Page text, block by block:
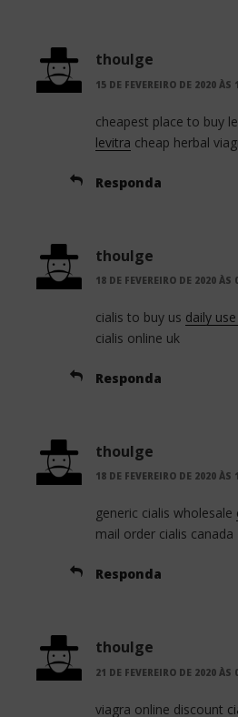
thoulge
15 DE FEVEREIRO DE 2020 ÀS
cheapest place to buy
levitra cheap herbal
Responda
thoulge
18 DE FEVEREIRO DE 2020 ÀS
cialis to buy us daily
cialis online uk
Responda
thoulge
18 DE FEVEREIRO DE 2020 ÀS
generic cialis wholesale
mail order cialis canada
Responda
thoulge
21 DE FEVEREIRO DE 2020 ÀS
viagra online discount